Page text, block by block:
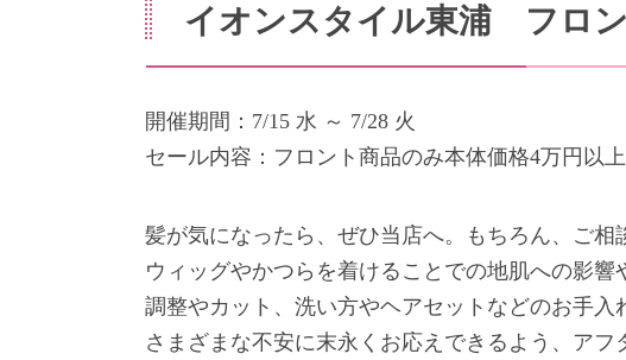
イオンスタイル東浦 フロ
開催期間：7/15 水 ～ 7/28 火
セール内容：フロント商品のみ本体価格4万円以
髪が気になったら、ぜひ当店へ。もちろん、ご相
ウィッグやかつらを着けることでの地肌への影響
調整やカット、洗い方やヘアセットなどのお手入
さまざまな不安に末永くお応えできるよう、アフ